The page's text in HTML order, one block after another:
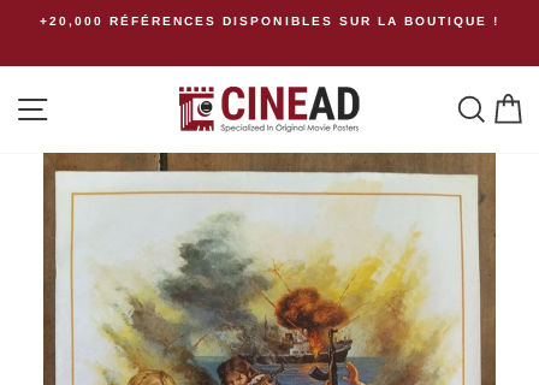
Passer+20,000 RÉFÉRENCES DISPONIBLES SUR LA BOUTIQUE !